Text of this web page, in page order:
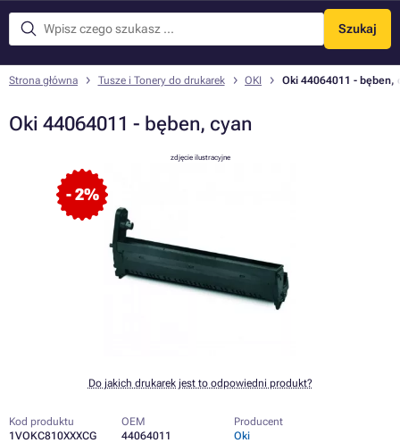
Szukaj
Menu
Strona główna Tusze i Tonery do drukarek OKI Oki 44064011 - bęben,
Oki 44064011 - bęben, cyan
- 2%
zdjęcie ilustracyjne
Do jakich drukarek jest to odpowiedni produkt?
Kod produktu
1VOKC810XXXCG
OEM
44064011
Producent
Oki